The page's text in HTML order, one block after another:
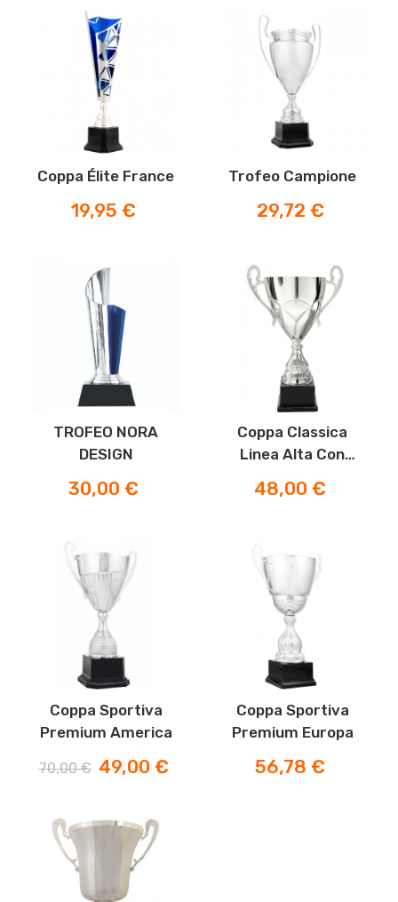
Coppa Élite France
Prezzo
19,95 €
Trofeo Campione
Prezzo
29,72 €
TROFEO NORA
DESIGN
Prezzo
30,00 €
Coppa Classica
Linea Alta Con
Prezzo
48,00 €
Coppa Sportiva
Premium America
Prezzo
70,00 € Prezzo
49,00 €
Coppa Sportiva
Premium Europa
Prezzo
56,78 €